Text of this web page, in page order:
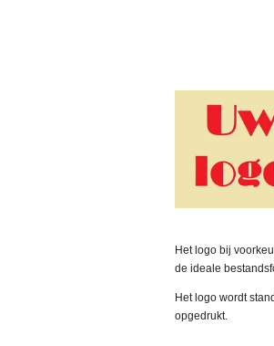
Het logo bij
de ideale
Het logo wordt
opgedrukt.